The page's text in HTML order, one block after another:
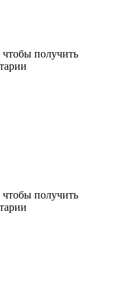
чтобы получить
чтобы получить